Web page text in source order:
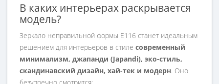
В каких интерьерах раскрывается
модель?
Зеркало неправильной формы E116 станет идеальным
решением для интерьеров в стиле современный
минимализм, джапанди (Japandi), эко-стиль,
скандинавский дизайн, хай-тек и модерн. Оно